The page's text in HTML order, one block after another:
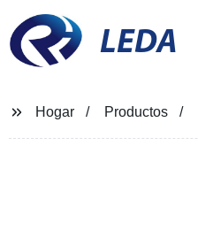
LEDA
Hogar Productos